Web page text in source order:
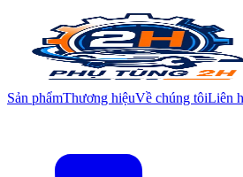
Sản phẩmThương hiệuVề chúng tôiLiên